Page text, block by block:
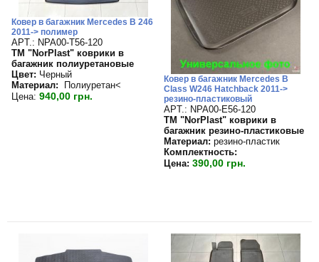
Ковер в багажник Mercedes B 246
2011-> полимер
APT.: NPA00-T56-120
TM "NorPlast" коврики в
багажник полиуретановые
Цвет: Черный
Материал:
Полиуретан<
Цена: 940,00 грн.
Ковер в багажник Mercedes B
Class W246 Hatchback 2011->
резино-пластиковый
APT.: NPA00-E56-120
TM "NorPlast" коврики в
багажник резино-пластиковые
Материал: резино-пластик
Комплектность:
Цена: 390,00 грн.